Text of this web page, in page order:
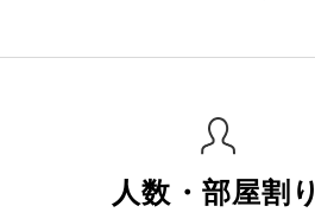
人数・部屋割り